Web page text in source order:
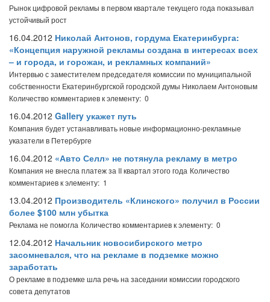
Рынок цифровой рекламы в первом квартале текущего года показывал
устойчивый рост
16.04.2012 Николай Антонов, гордума Екатеринбурга:
«Концепция наружной рекламы создана в интересах всех
– и города, и горожан, и рекламных компаний»
Интервью с заместителем председателя комиссии по муниципальной
собственности Екатеринбургской городской думы Николаем Антоновым
Количество комментариев к элементу: 0
16.04.2012 Gallery укажет путь
Компания будет устанавливать новые информационно-рекламные
указатели в Петербурге
16.04.2012 «Авто Селл» не потянула рекламу в метро
Компания не внесла платеж за II квартал этого года Количество
комментариев к элементу: 1
13.04.2012 Производитель «Клинского» получил в России
более $100 млн убытка
Реклама не помогла Количество комментариев к элементу: 0
12.04.2012 Начальник новосибирского метро
засомневался, что на рекламе в подземке можно
заработать
О рекламе в подземке шла речь на заседании комиссии городского
совета депутатов